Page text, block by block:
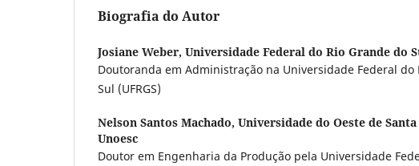
Biografia do Autor
Josiane Weber, Universidade Federal do Rio Grande do
Doutoranda em Administração na Universidade Federal do
Sul (UFRGS)
Nelson Santos Machado, Universidade do Oeste de
Unoesc
Doutor em Engenharia da Produção pela Universidade